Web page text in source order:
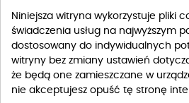
Niniejsza witryna wykorzystuje pliki
świadczenia usług na najwyższym
dostosowany do indywidualnych
witryny bez zmiany ustawień
że będą one zamieszczane w
nie akceptujesz opuść tę stronę